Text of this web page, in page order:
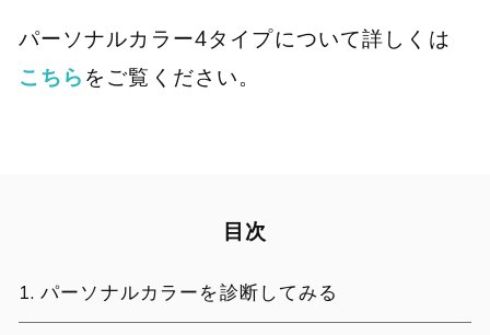
パーソナルカラー4タイプについて詳しくは
こちら をご覧ください。
目次
パーソナルカラーを診断してみる